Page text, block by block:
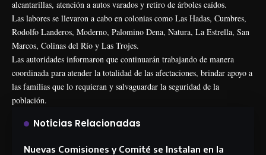
alcantarillas, atención a autos varados y retiro de árboles caídos.
Las labores se llevaron a cabo en colonias como Las Hadas, Cumbres,
Rodolfo Landeros, Moderno, Palomino Dena, Natura, La Estrella, San
Marcos, Colinas del Río y Las Trojes.
Las autoridades informaron que continuarán trabajando de manera
coordinada para atender la totalidad de las afectaciones, brindar apoyo a
las familias que lo requieran y salvaguardar la seguridad de la
población.
Noticias Relacionadas
Nuevas Comisiones y Comité se Instalan en la